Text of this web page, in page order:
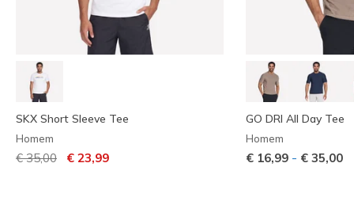
SKX Short Sleeve Tee
Homem
Preço com desconto de
€ 35,00 para
€ 23,99
GO DRI All Day Tee
Homem
€ 16,99 - € 35,00